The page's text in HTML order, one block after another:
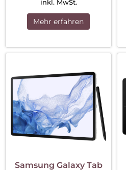
inkl. MwSt.
Mehr erfahren
Samsung Galaxy Tab